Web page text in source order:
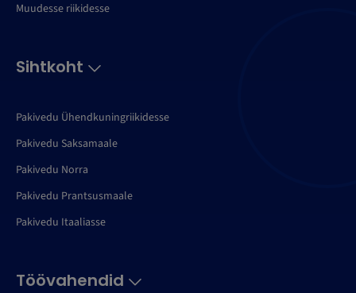
Muudesse riikidesse
Sihtkoht
Pakivedu Ühendkuningriikidesse
Pakivedu Saksamaale
Pakivedu Norra
Pakivedu Prantsusmaale
Pakivedu Itaaliasse
Töövahendid